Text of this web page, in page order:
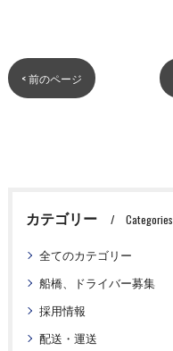
< 前のページ
カテゴリー Categories
全てのカテゴリー
船橋、ドライバー募集
採用情報
配送・運送